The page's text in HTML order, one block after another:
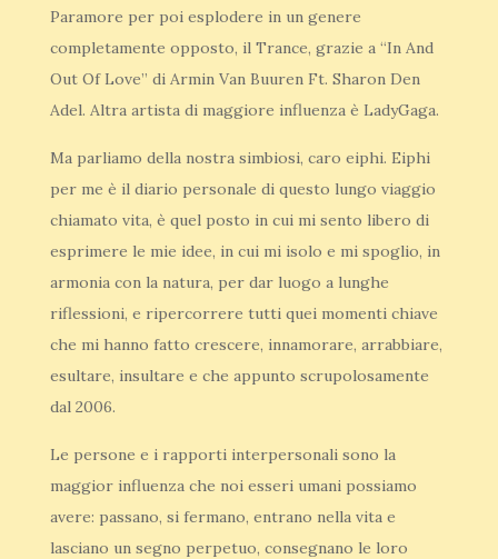
Paramore per poi esplodere in un genere
completamente opposto, il Trance, grazie a “In And
Out Of Love” di Armin Van Buuren Ft. Sharon Den
Adel. Altra artista di maggiore influenza è LadyGaga.
Ma parliamo della nostra simbiosi, caro eiphi. Eiphi
per me è il diario personale di questo lungo viaggio
chiamato vita, è quel posto in cui mi sento libero di
esprimere le mie idee, in cui mi isolo e mi spoglio, in
armonia con la natura, per dar luogo a lunghe
riflessioni, e ripercorrere tutti quei momenti chiave
che mi hanno fatto crescere, innamorare, arrabbiare,
esultare, insultare e che appunto scrupolosamente
dal 2006.
Le persone e i rapporti interpersonali sono la
maggior influenza che noi esseri umani possiamo
avere: passano, si fermano, entrano nella vita e
lasciano un segno perpetuo, consegnano le loro